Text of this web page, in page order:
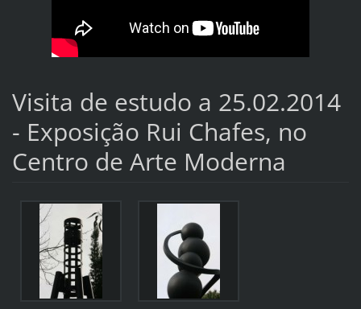
Visita de estudo a 25.02.2014
- Exposição Rui Chafes, no
Centro de Arte Moderna